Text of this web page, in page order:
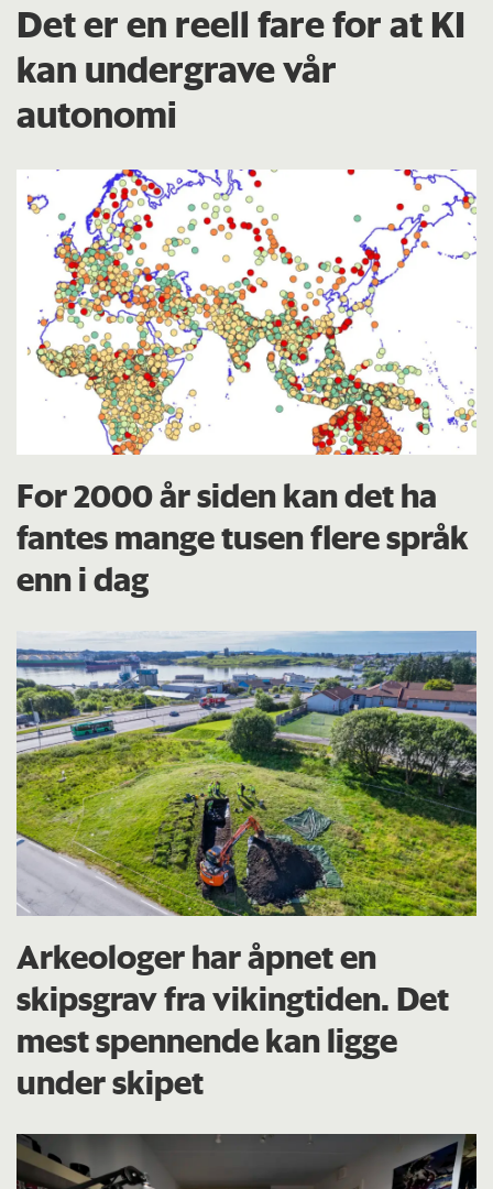
Det er en reell fare for at KI
kan undergrave vår
autonomi
For 2000 år siden kan det ha
fantes mange tusen flere språk
enn i dag
Arkeologer har åpnet en
skipsgrav fra vikingtiden. Det
mest spennende kan ligge
under skipet